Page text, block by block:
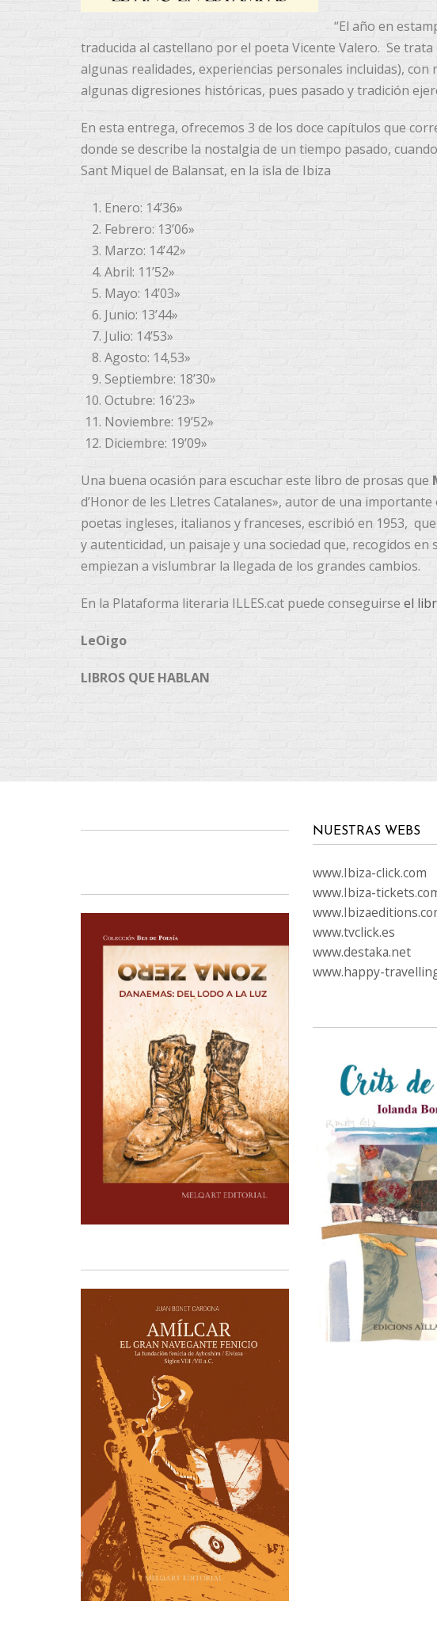
“El año en
traducida al castellano por el poeta Vicente Valero. Se
algunas realidades, experiencias personales incluidas),
algunas digresiones históricas, pues pasado y tradición
En esta entrega, ofrecemos 3 de los doce capítulos que
donde se describe la nostalgia de un tiempo pasado,
Sant Miquel de Balansat, en la isla de Ibiza
Enero: 14’36»
Febrero: 13’06»
Marzo: 14’42»
Abril: 11’52»
Mayo: 14’03»
Junio: 13’44»
Julio: 14’53»
Agosto: 14,53»
Septiembre: 18’30»
Octubre: 16’23»
Noviembre: 19’52»
Diciembre: 19’09»
Una buena ocasión para escuchar este libro de prosas que
d’Honor de les Lletres Catalanes», autor de una
poetas ingleses, italianos y franceses, escribió en 1953,
y autenticidad, un paisaje y una sociedad que, recogidos
empiezan a vislumbrar la llegada de los grandes cambios.
En la Plataforma literaria ILLES.cat puede conseguirse el
LeOigo
LIBROS QUE HABLAN
NUESTRAS WEBS
www.Ibiza-click.com
www.Ibiza-
www.tvclick.es
www.destaka.net
www.happy-